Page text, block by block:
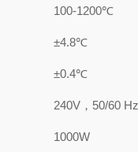
100-1200℃
±4.8℃
±0.4℃
240V，50/60 Hz
1000W